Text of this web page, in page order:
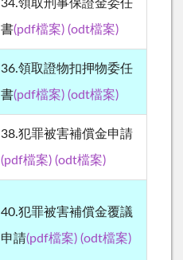
34.領取刑事保證金委任
書(pdf檔案) (odt檔案)
36.領取證物扣押物委任
書(pdf檔案) (odt檔案)
38.犯罪被害補償金申請
(pdf檔案) (odt檔案)
40.犯罪被害補償金覆議
申請(pdf檔案) (odt檔案)